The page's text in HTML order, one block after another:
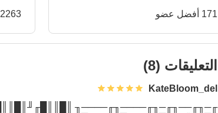
171 أفضل عضو 2263 تتابع
التعليقات (8)
KateBloom_del
║█╙╜╓╜░║█║║█╙──╖║█╙──╖